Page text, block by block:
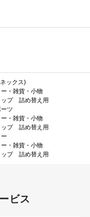
ックス)
・雑貨・小物
ップ 詰め替え用
ツ
・雑貨・小物
ップ 詰め替え用
・雑貨・小物
ップ 詰め替え用
ビス